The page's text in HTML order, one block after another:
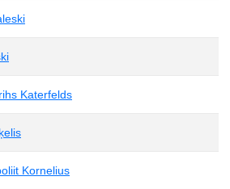
Katerfelds
Kornelius